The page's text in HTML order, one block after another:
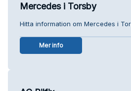
Mercedes i Torsby
Hitta information om Mercedes i
Mer info